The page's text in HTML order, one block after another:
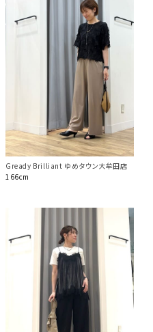
Gready Brilliant ゆめタウン大牟田店
166cm